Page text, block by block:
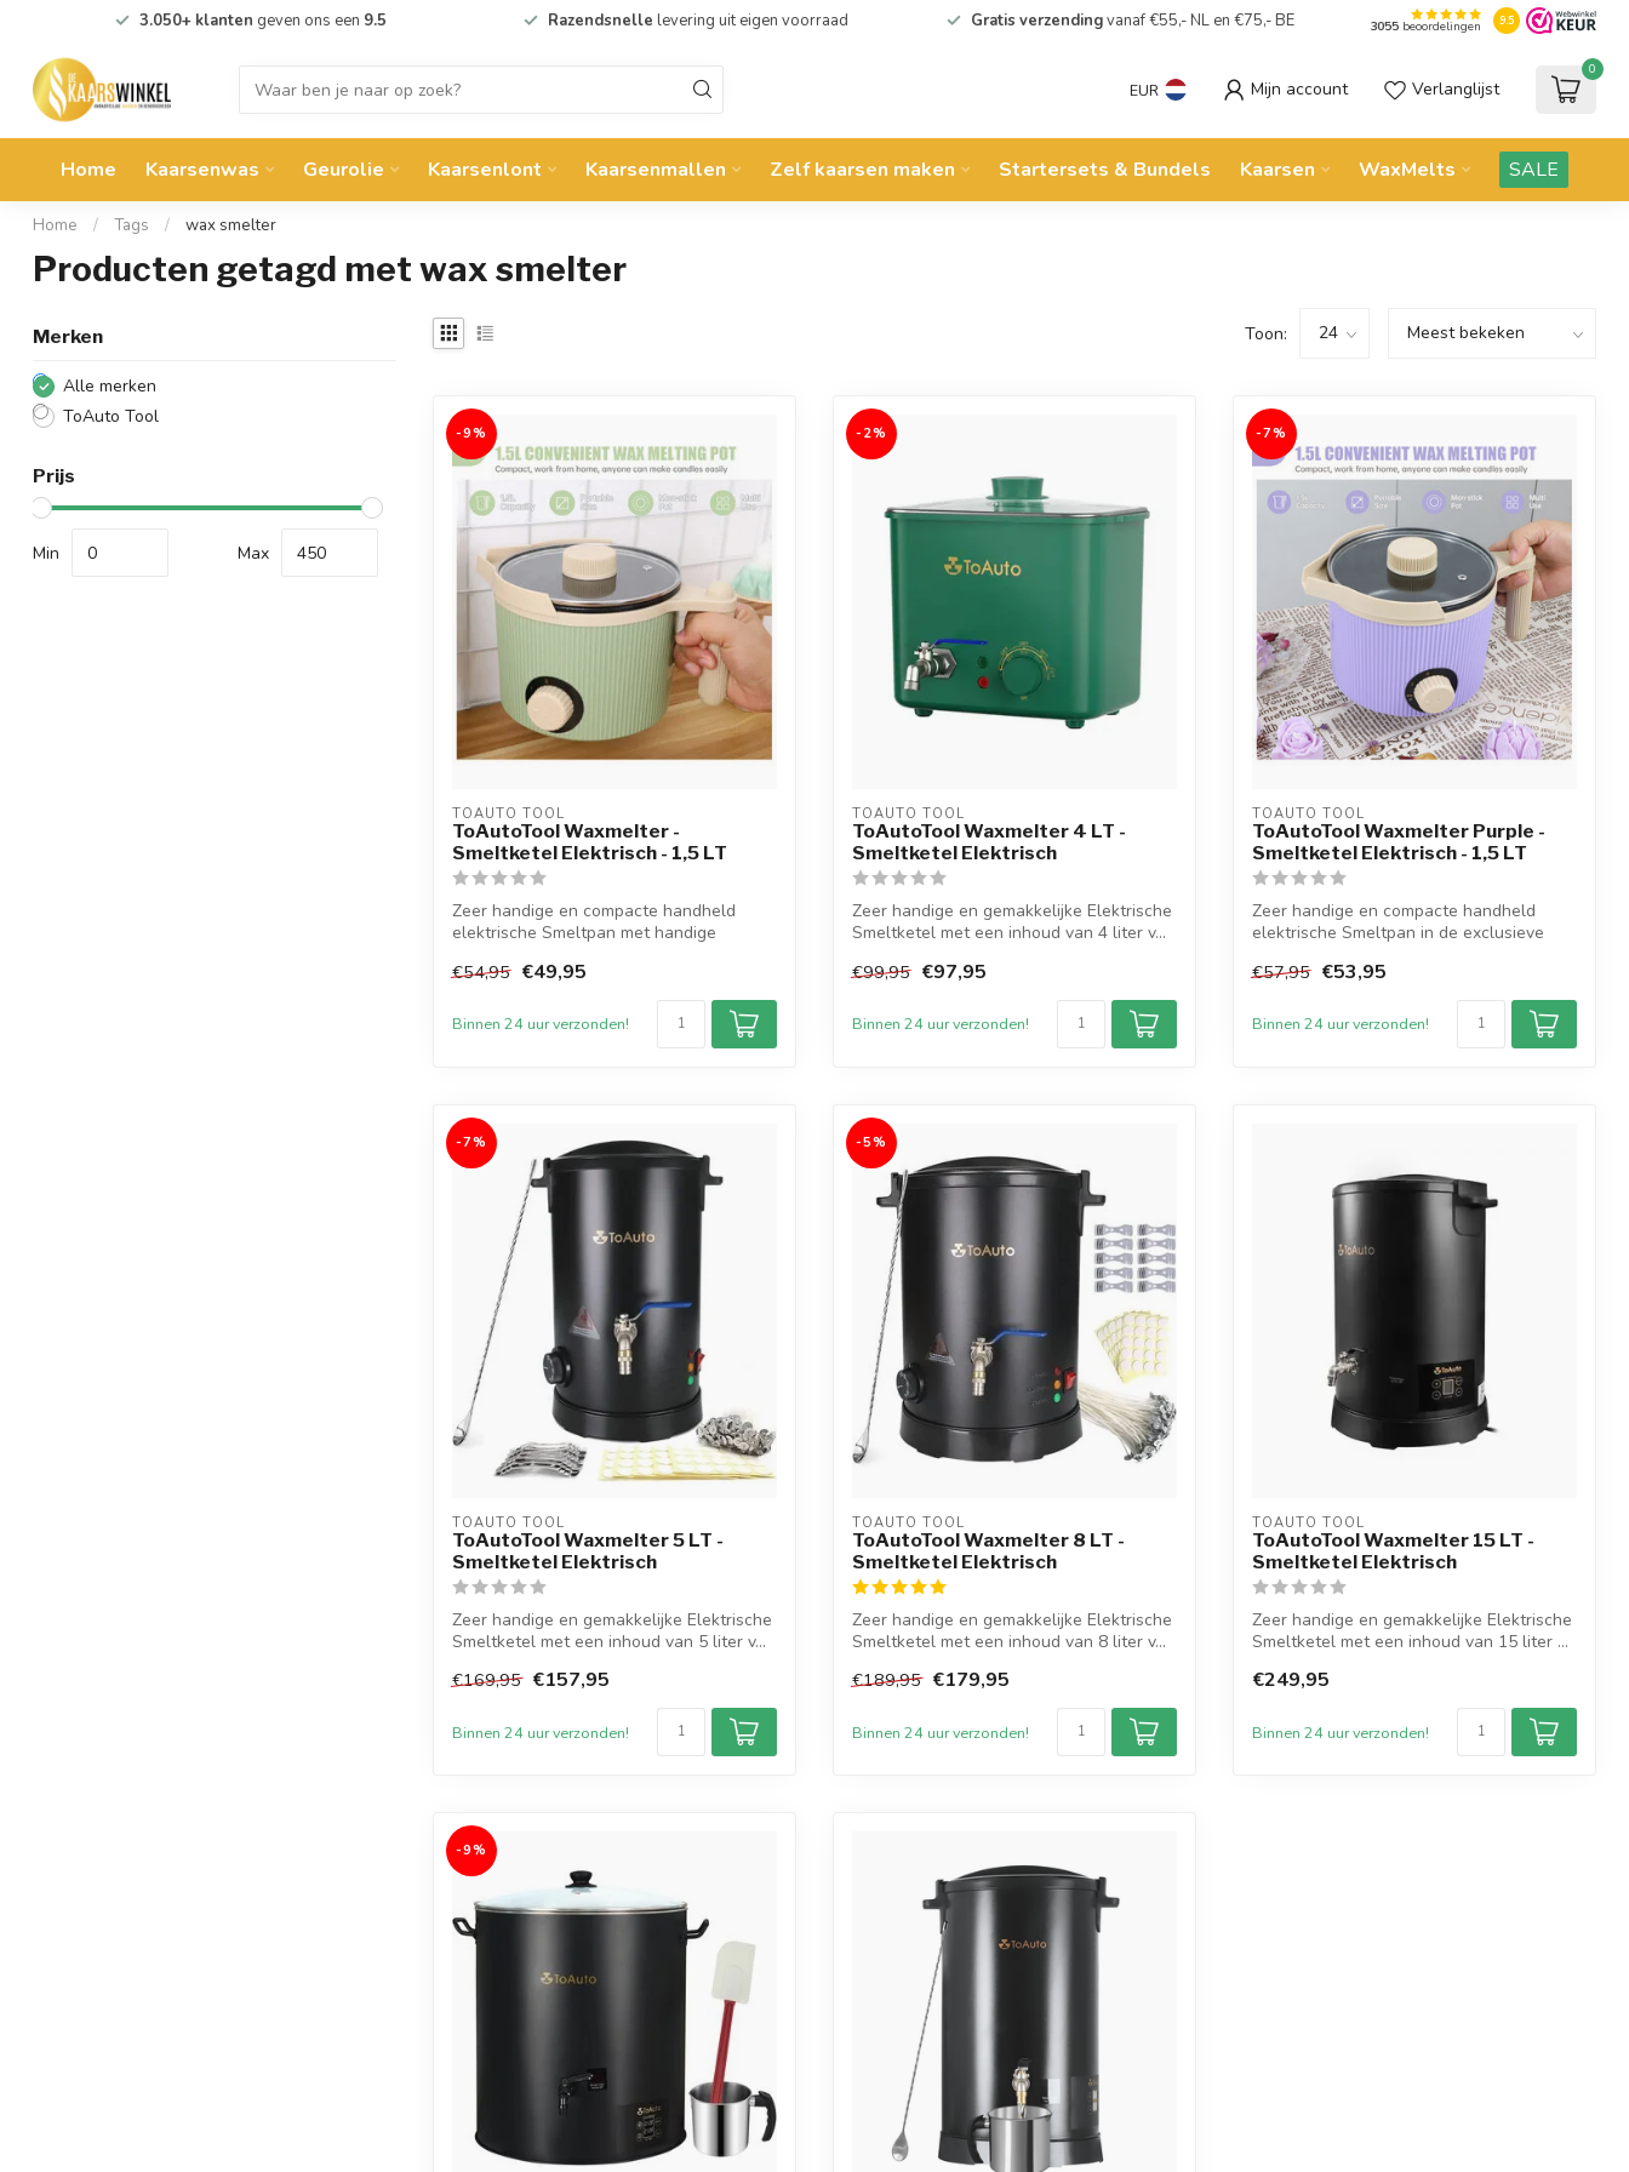
3.050+ klanten geven ons een 9.5 Razendsnelle levering uit eigen voorraad Gratis verzendingvanaf €55,- NL en €75,- BE 3055beoordelingen 9.5
EUR Mijn account Verlanglijst
0
Home Kaarsenwas Geurolie Kaarsenlont Kaarsenmallen Zelf kaarsen maken Startersets & Bundels Kaarsen WaxMelts SALE
Home / Tags / wax smelter
Producten getagd met wax smelter
Merken
Alle merken
ToAuto Tool
Prijs
Min Max
Toon:
-9%
TOAUTO TOOL
ToAutoTool Waxmelter -
Smeltketel Elektrisch - 1,5 LT
Zeer handige en compacte handheld
elektrische Smeltpan met handige
€54,95 €49,95
Binnen 24 uur verzonden!
-2%
TOAUTO TOOL
ToAutoTool Waxmelter 4 LT -
Smeltketel Elektrisch
Zeer handige en gemakkelijke Elektrische
Smeltketel met een inhoud van 4 liter v...
€99,95 €97,95
Binnen 24 uur verzonden!
-7%
TOAUTO TOOL
ToAutoTool Waxmelter Purple -
Smeltketel Elektrisch - 1,5 LT
Zeer handige en compacte handheld
elektrische Smeltpan in de exclusieve
€57,95 €53,95
Binnen 24 uur verzonden!
-7%
TOAUTO TOOL
ToAutoTool Waxmelter 5 LT -
Smeltketel Elektrisch
Zeer handige en gemakkelijke Elektrische
Smeltketel met een inhoud van 5 liter v...
€169,95 €157,95
Binnen 24 uur verzonden!
-5%
TOAUTO TOOL
ToAutoTool Waxmelter 8 LT -
Smeltketel Elektrisch
Zeer handige en gemakkelijke Elektrische
Smeltketel met een inhoud van 8 liter v...
€189,95 €179,95
Binnen 24 uur verzonden!
TOAUTO TOOL
ToAutoTool Waxmelter 15 LT -
Smeltketel Elektrisch
Zeer handige en gemakkelijke Elektrische
Smeltketel met een inhoud van 15 liter ...
€249,95
Binnen 24 uur verzonden!
-9%